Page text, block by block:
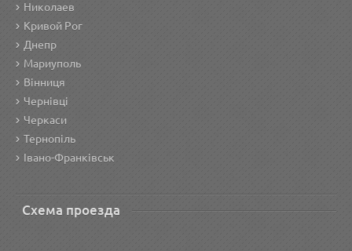
Николаев
Кривой Рог
Днепр
Мариуполь
Вінниця
Чернівці
Черкаси
Тернопіль
Івано-Франківськ
Схема проезда